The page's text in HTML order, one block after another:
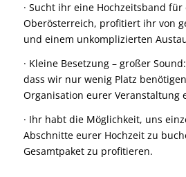
· Sucht ihr eine Hochzeitsband
Oberösterreich, profitiert ihr von
und einem unkomplizierten
· Kleine Besetzung – großer
dass wir nur wenig Platz
Organisation eurer Veranstaltung
· Ihr habt die Möglichkeit, uns
Abschnitte eurer Hochzeit zu
Gesamtpaket zu profitieren.